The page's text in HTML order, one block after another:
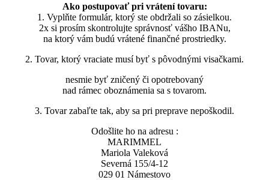
Ako postupovať pri vrátení tovaru:
1. Vyplňte formulár, ktorý ste obdržali so zásielkou.
2x si prosím skontrolujte správnosť vášho IBANu,
na ktorý vám budú vrátené finančné prostriedky.
2. Tovar, ktorý vraciate musí byť s pôvodnými visačkami.
nesmie byť zničený či opotrebovaný
nad rámec oboznámenia sa s tovarom.
3. Tovar zabaľte tak, aby sa pri preprave nepoškodil.
Odošlite ho na adresu :
MARIMMEL
Mariola Valeková
Severná 155/4-12
029 01 Námestovo